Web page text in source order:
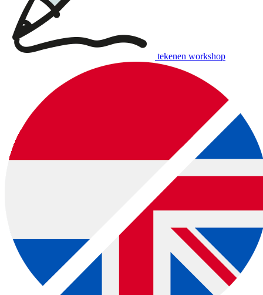
tekenen workshop